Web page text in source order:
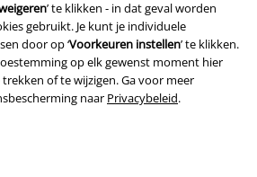
’ te klikken - in dat geval worden
gebruikt. Je kunt je individuele
door op ‘Voorkeuren instellen’ te klikken.
op elk gewenst moment hier
trekken of te wijzigen. Ga voor meer
naar Privacybeleid.